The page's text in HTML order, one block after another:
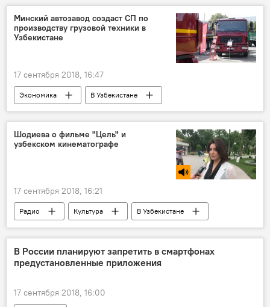
Минский автозавод создаст СП по
производству грузовой техники в
Узбекистане
17 сентября 2018, 16:47
Экономика В Узбекистане
Шодиева о фильме "Цель" и
узбекском кинематографе
17 сентября 2018, 16:21
Радио Культура В Узбекистане
В России планируют запретить в смартфонах
предустановленные приложения
17 сентября 2018, 16:00